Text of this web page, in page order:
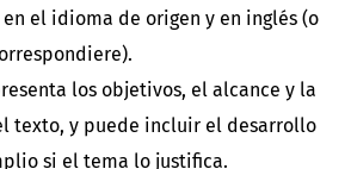
en el idioma de origen y en inglés (o
los objetivos, el alcance y la
texto, y puede incluir el desarrollo
si el tema lo justifica.